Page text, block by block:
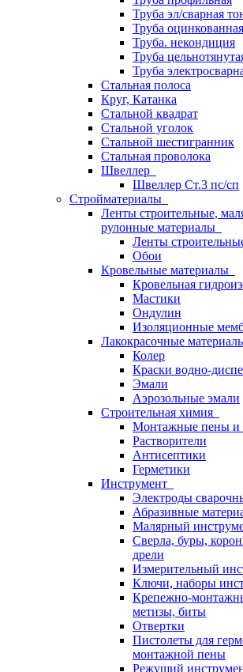
Труба эл/сварная
Труба оцинкованная
Труба. некондиция
Труба
Труба
Стальная полоса
Круг, Катанка
Стальной квадрат
Стальной уголок
Стальной шестигранник
Стальная проволока
Швеллер
Швеллер Ст.3 пс/сп
Стройматериалы
Ленты строительные,
рулонные материалы
Ленты
Обои
Кровельные материалы
Кровельная
Мастики
Ондулин
Изоляционные
Лакокрасочные
Колер
Краски водно-
Эмали
Аэрозольные эмали
Строительная химия
Монтажные пены и
Растворители
Антисептики
Герметики
Инструмент
Электроды
Абразивные
Малярный
Сверла, буры,
дрели
Измерительный
Ключи, наборы
Крепежно-
метизы, биты
Отвертки
Пистолеты для
монтажной пены
Режущий